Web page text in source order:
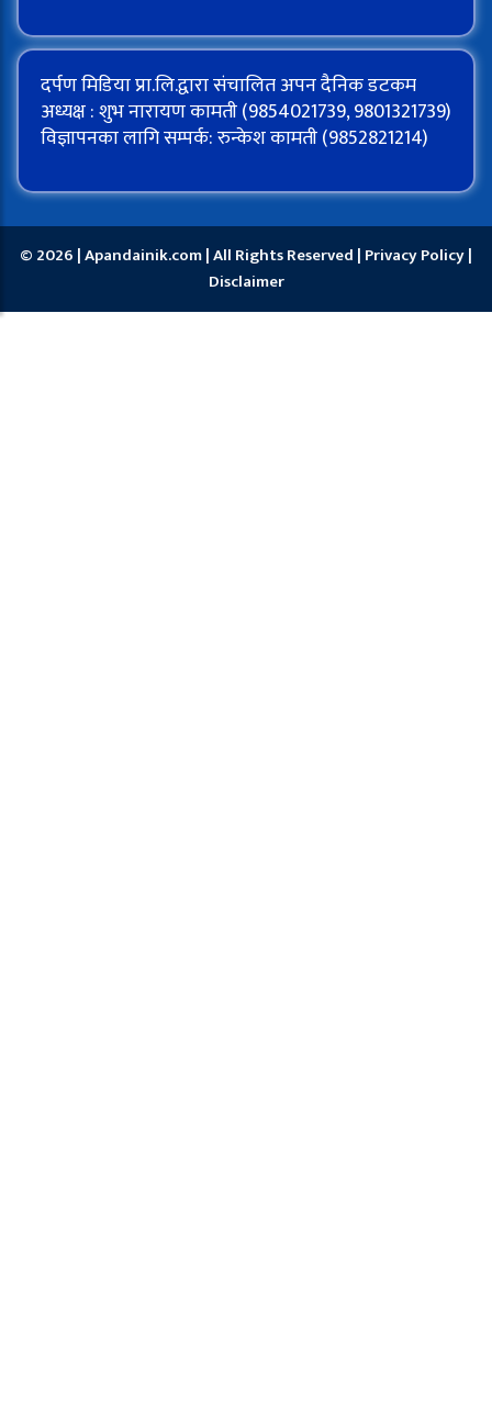
दर्पण मिडिया प्रा.लि.द्वारा संचालित अपन दैनिक डटकम
अध्यक्ष : शुभ नारायण कामती (9854021739, 9801321739)
विज्ञापनका लागि सम्पर्क: रुन्केश कामती (9852821214)
© 2026 | Apandainik.com | All Rights Reserved | Privacy Policy|
Disclaimer